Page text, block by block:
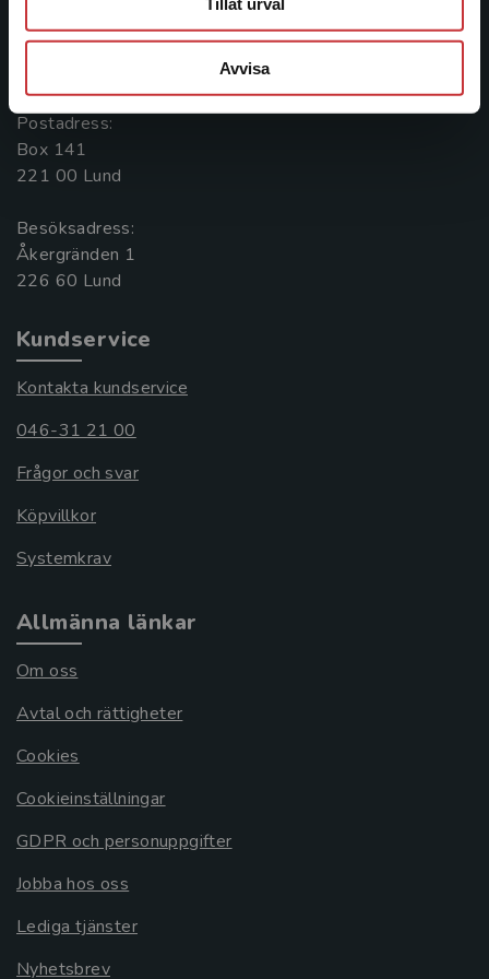
Avvisa
Kontakta oss
Postadress:
Box 141
221 00 Lund
Besöksadress:
Åkergränden 1
Kundservice
Kontakta kundservice
046-31 21 00
Frågor och svar
Köpvillkor
Systemkrav
Allmänna länkar
Om oss
Avtal och rättigheter
Cookies
Cookieinställningar
GDPR och personuppgifter
Jobba hos oss
Lediga tjänster
Nyhetsbrev